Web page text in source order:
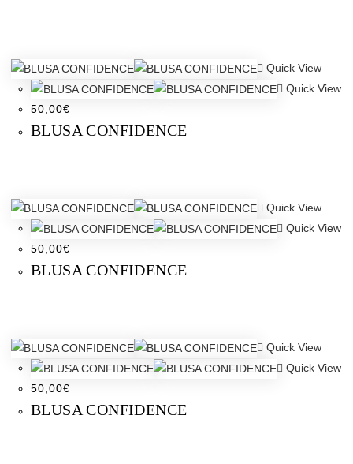
Quick View
Quick View
50,00€
BLUSA CONFIDENCE
Quick View
Quick View
50,00€
BLUSA CONFIDENCE
Quick View
Quick View
50,00€
BLUSA CONFIDENCE